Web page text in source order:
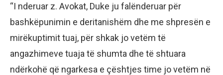
“I nderuar z. Avokat, Duke ju falënderuar për
bashkëpunimin e deritanishëm dhe me shpresën e
mirëkuptimit tuaj, për shkak jo vetëm të
angazhimeve tuaja të shumta dhe të shtuara
ndërkohë që ngarkesa e çështjes time jo vetëm në